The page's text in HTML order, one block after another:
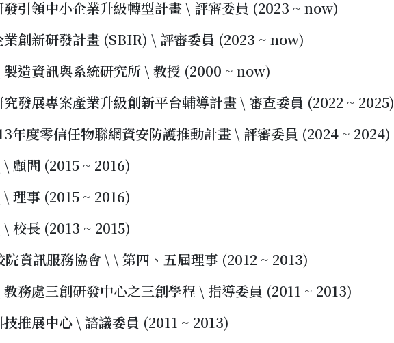
引領中小企業升級轉型計畫 \ 評審委員 (2023 ~ now)
創新研發計畫 (SBIR) \ 評審委員 (2023 ~ now)
製造資訊與系統研究所 \ 教授 (2000 ~ now)
發展專案產業升級創新平台輔導計畫 \ 審查委員 (2022 ~ 2025)
年度零信任物聯網資安防護推動計畫 \ 評審委員 (2024 ~ 2024)
顧問 (2015 ~ 2016)
理事 (2015 ~ 2016)
校長 (2013 ~ 2015)
院資訊服務協會 \ \ 第四、五屆理事 (2012 ~ 2013)
務處三創研發中心之三創學程 \ 指導委員 (2011 ~ 2013)
推展中心 \ 諮議委員 (2011 ~ 2013)